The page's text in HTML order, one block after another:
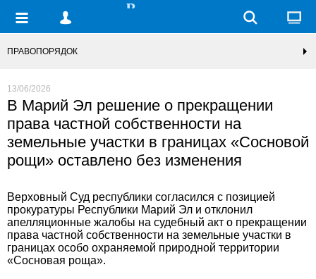
ПРАВОПОРЯДОК
13/06/2026
В Марий Эл решение о прекращении
права частной собственности на
земельные участки в границах «Сосновой
рощи» оставлено без изменения
Верховный Суд республики согласился с позицией
прокуратуры Республики Марий Эл и отклонил
апелляционные жалобы на судебный акт о прекращении
права частной собственности на земельные участки в
границах особо охраняемой природной территории
«Сосновая роща».